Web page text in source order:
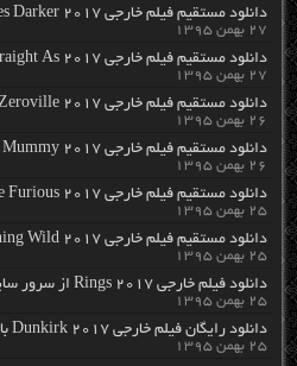
دانلود مستقیم فیلم خارجی Fifty Shades Darker 2017 از سرور سایت
۲۷ بهمن ۱۳۹۵
دانلود مستقیم فیلم خارجی From Straight As 2017 از سرور سایت
۲۷ بهمن ۱۳۹۵
دانلود مستقیم فیلم خارجی Zeroville 2017 از سرور سایت
۲۶ بهمن ۱۳۹۵
دانلود مستقیم فیلم خارجی The Mummy 2017 از سرور سایت
۲۶ بهمن ۱۳۹۵
دانلود مستقیم فیلم خارجی The Fate of the Furious 2017 از سرور سایت
۲۵ بهمن ۱۳۹۵
دانلود مستقیم فیلم خارجی Running Wild 2017 از سرور سایت
۲۵ بهمن ۱۳۹۵
دانلود فیلم خارجی Rings 2017 از سرور سایت
۲۵ بهمن ۱۳۹۵
دانلود رایگان فیلم خارجی Dunkirk 2017 با لینک مستقیم
۲۵ بهمن ۱۳۹۵